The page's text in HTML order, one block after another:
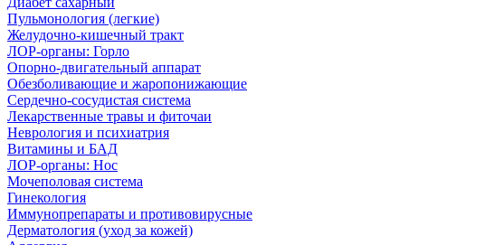
Пульмонология (легкие)
Желудочно-кишечный тракт
ЛОР-органы: Горло
Опорно-двигательный аппарат
Обезболивающие и жаропонижающие
Сердечно-сосудистая система
Лекарственные травы и фиточаи
Неврология и психиатрия
Витамины и БАД
ЛОР-органы: Нос
Мочеполовая система
Гинекология
Иммунопрепараты и противовирусные
Дерматология (уход за кожей)